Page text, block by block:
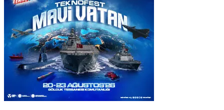
ŞIRNAK